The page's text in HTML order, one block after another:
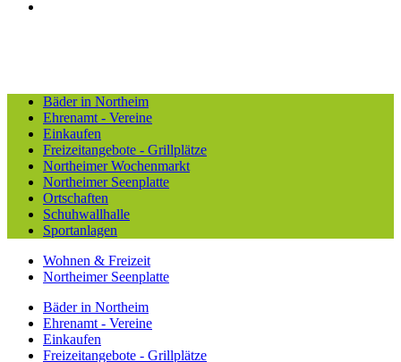
Bäder in Northeim
Ehrenamt - Vereine
Einkaufen
Freizeitangebote - Grillplätze
Northeimer Wochenmarkt
Northeimer Seenplatte
Ortschaften
Schuhwallhalle
Sportanlagen
Wohnen & Freizeit
Northeimer Seenplatte
Bäder in Northeim
Ehrenamt - Vereine
Einkaufen
Freizeitangebote - Grillplätze